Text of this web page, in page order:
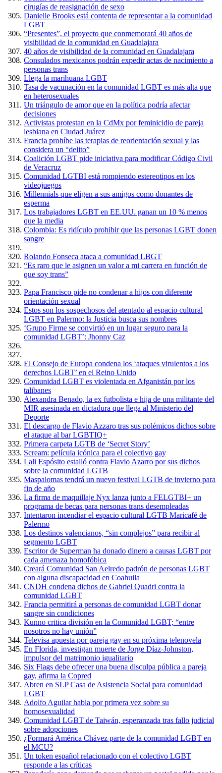
cirugías de reasignación de sexo
Danielle Brooks está contenta de representar a la comunidad
LGBT
“Presentes”, el proyecto que conmemorará 40 años de
visibilidad de la comunidad en Guadalajara
40 años de visibilidad de la comunidad en Guadalajara
Consulados mexicanos podrán expedir actas de nacimiento a
personas trans
Llega la marihuana LGBT
Tasa de vacunación en la comunidad LGBT es más alta que
en heterosexuales
Un triángulo de amor que en la política podría afectar
decisiones
Activistas protestan en la CdMx por feminicidio de pareja
lesbiana en Ciudad Juárez
Francia prohíbe las terapias de reorientación sexual y las
considera un “delito”
Coalición LGBT pide iniciativa para modificar Código Civil
de Veracruz
Comunidad LGTBI está rompiendo estereotipos en los
videojuegos
Millennials que eligen a sus amigos como donantes de
esperma
Los trabajadores LGBT en EE.UU. ganan un 10 % menos
que la media
Colombia: Es ridículo prohibir que las personas LGBT donen
sangre
Rolando Fonseca ataca a comunidad LBGT
“Es raro que le asignen un valor a mi carrera en función de
que soy trans”
Papa Francisco pide no condenar a hijos con diferente
orientación sexual
Estos son los sospechosos del atentado al espacio cultural
LGBT en Palermo: la Justicia busca sus nombres
‘Grupo Firme se convirtió en un lugar seguro para la
comunidad LGBT’: Jhonny Caz
El Consejo de Europa condena los ‘ataques virulentos a los
derechos LGBT’ en el Reino Unido
Comunidad LGBT es violentada en Afganistán por los
talibanes
Alexandra Benado, la ex futbolista e hija de una militante del
MIR asesinada en dictadura que llega al Ministerio del
Deporte
El descargo de Flavio Azzaro tras sus polémicos dichos sobre
el ataque al bar LGBTIQ+
Primera carpeta LGTB de ‘Secret Story’
Scream: película icónica para el colectivo gay
Lali Espósito estalló contra Flavio Azarro por sus dichos
sobre la comunidad LGTB
Maspalomas tendrá un nuevo festival LGTB de invierno para
fin de año
La firma de maquillaje Nyx lanza junto a FELGTBI+ un
programa de becas para personas trans desempleadas
Intentaron incendiar el espacio cultural LGTB Maricafé de
Palermo
Los destinos valencianos, “sin complejos” para recibir al
segmento LGBT
Escritor de Superman ha donado dinero a causas LGBT por
cada amenaza homofóbica
Creará Comunidad San Aelredo padrón de personas LGBT
con alguna discapacidad en Coahuila
CNDH condena dichos de Gabriel Quadri contra la
comunidad LGBT
Francia permitirá a personas de comunidad LGBT donar
sangre sin condiciones
Kunno critica división en la Comunidad LGBT; “entre
nosotros no hay unión”
Televisa apuesta por pareja gay en su próxima telenovela
En Florida, investigan muerte de Jorge Díaz-Johnston,
impulsor del matrimonio igualitario
Six Flags debe ofrecer una buena disculpa pública a pareja
gay, afirma la Copred
Abren en SLP Casa de Asistencia Social para comunidad
LGBT
Adolfo Aguilar habla por primera vez sobre su
homosexualidad
Comunidad LGBT de Taiwán, esperanzada tras fallo judicial
sobre adopciones
¿Formará América Chávez parte de la comunidad LGBT en
el MCU?
Un token español relacionado con el colectivo LGBT
responde a las críticas